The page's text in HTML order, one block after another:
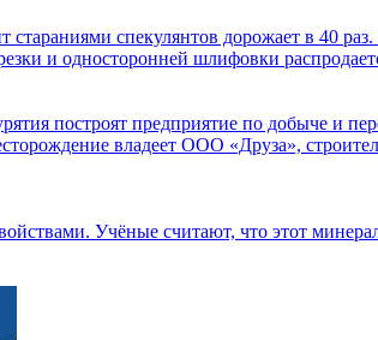
спекулянтов дорожает в 40
и односторонней шлифовки
построят предприятие по добыче и
владеет ООО «Друза»,
Учёные считают, что этот